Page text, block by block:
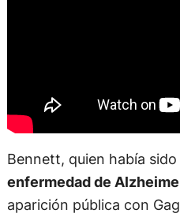
Bennett, quien había sido
enfermedad de
aparición pública con